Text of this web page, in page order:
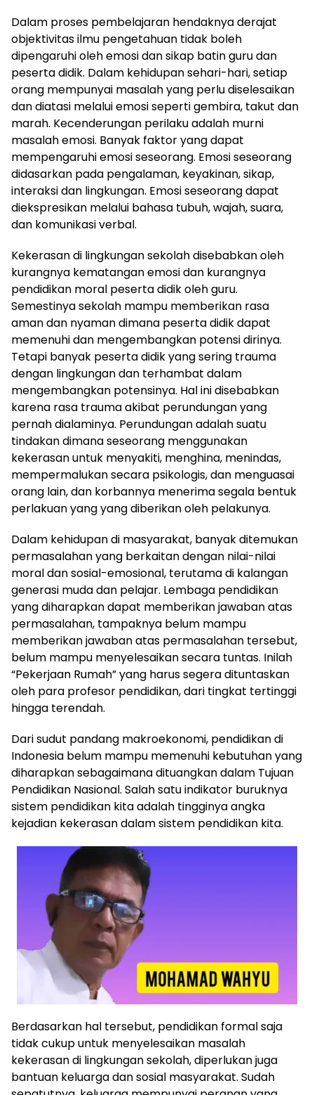
Dalam proses pembelajaran hendaknya derajat
objektivitas ilmu pengetahuan tidak boleh
dipengaruhi oleh emosi dan sikap batin guru dan
peserta didik. Dalam kehidupan sehari-hari, setiap
orang mempunyai masalah yang perlu diselesaikan
dan diatasi melalui emosi seperti gembira, takut dan
marah. Kecenderungan perilaku adalah murni
masalah emosi. Banyak faktor yang dapat
mempengaruhi emosi seseorang. Emosi seseorang
didasarkan pada pengalaman, keyakinan, sikap,
interaksi dan lingkungan. Emosi seseorang dapat
diekspresikan melalui bahasa tubuh, wajah, suara,
dan komunikasi verbal.
Kekerasan di lingkungan sekolah disebabkan oleh
kurangnya kematangan emosi dan kurangnya
pendidikan moral peserta didik oleh guru.
Semestinya sekolah mampu memberikan rasa
aman dan nyaman dimana peserta didik dapat
memenuhi dan mengembangkan potensi dirinya.
Tetapi banyak peserta didik yang sering trauma
dengan lingkungan dan terhambat dalam
mengembangkan potensinya. Hal ini disebabkan
karena rasa trauma akibat perundungan yang
pernah dialaminya. Perundungan adalah suatu
tindakan dimana seseorang menggunakan
kekerasan untuk menyakiti, menghina, menindas,
mempermalukan secara psikologis, dan menguasai
orang lain, dan korbannya menerima segala bentuk
perlakuan yang yang diberikan oleh pelakunya.
Dalam kehidupan di masyarakat, banyak ditemukan
permasalahan yang berkaitan dengan nilai-nilai
moral dan sosial-emosional, terutama di kalangan
generasi muda dan pelajar. Lembaga pendidikan
yang diharapkan dapat memberikan jawaban atas
permasalahan, tampaknya belum mampu
memberikan jawaban atas permasalahan tersebut,
belum mampu menyelesaikan secara tuntas. Inilah
“Pekerjaan Rumah” yang harus segera dituntaskan
oleh para profesor pendidikan, dari tingkat tertinggi
hingga terendah.
Dari sudut pandang makroekonomi, pendidikan di
Indonesia belum mampu memenuhi kebutuhan yang
diharapkan sebagaimana dituangkan dalam Tujuan
Pendidikan Nasional. Salah satu indikator buruknya
sistem pendidikan kita adalah tingginya angka
kejadian kekerasan dalam sistem pendidikan kita.
Berdasarkan hal tersebut, pendidikan formal saja
tidak cukup untuk menyelesaikan masalah
kekerasan di lingkungan sekolah, diperlukan juga
bantuan keluarga dan sosial masyarakat. Sudah